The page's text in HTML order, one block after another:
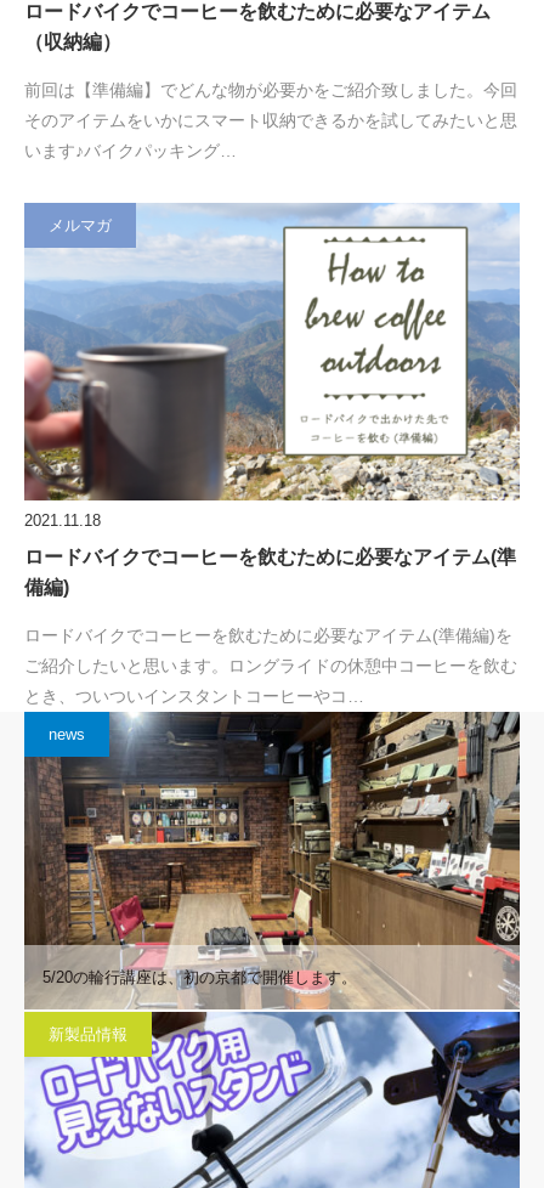
ロードバイクでコーヒーを飲むために必要なアイテム
（収納編）
前回は【準備編】でどんな物が必要かをご紹介致しました。今回
そのアイテムをいかにスマート収納できるかを試してみたいと思
います♪バイクパッキング…
メルマガ
2021.11.18
ロードバイクでコーヒーを飲むために必要なアイテム(準
備編)
ロードバイクでコーヒーを飲むために必要なアイテム(準備編)を
ご紹介したいと思います。ロングライドの休憩中コーヒーを飲む
とき、ついついインスタントコーヒーやコ…
news
5/20の輪行講座は、初の京都で開催します。
新製品情報